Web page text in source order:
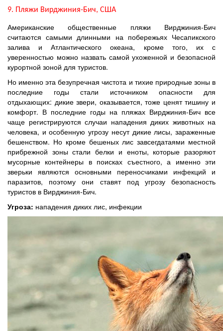
9. Пляжи Вирджиния-Бич, США
Американские общественные пляжи Вирджиния-Бич
считаются самыми длинными на побережьях Чесапикского
залива и Атлантического океана, кроме того, их с
уверенностью можно назвать самой ухоженной и безопасной
курортной зоной для туристов.
Но именно эта безупречная чистота и тихие природные зоны в
последние годы стали источником опасности для
отдыхающих: дикие звери, оказывается, тоже ценят тишину и
комфорт. В последние годы на пляжах Вирджиния-Бич все
чаще регистрируются случаи нападения диких животных на
человека, и особенную угрозу несут дикие лисы, зараженные
бешенством. Но кроме бешеных лис завсегдатаями местной
прибрежной зоны стали белки и еноты, которые разоряют
мусорные контейнеры в поисках съестного, а именно эти
зверьки являются основными переносчиками инфекций и
паразитов, поэтому они ставят под угрозу безопасность
туристов в Вирджиния-Бич.
Угроза: нападения диких лис, инфекции